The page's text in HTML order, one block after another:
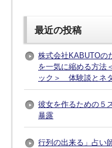
最近の投稿
株式会社KABUTOの
を一気に縮める方法
ック＞ 体験談とネ
彼女を作るための５
暴露
行列の出来る」占い